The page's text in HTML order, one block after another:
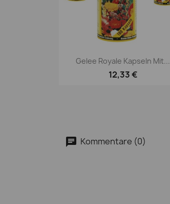
Vorschau
Gelee Royale Kapseln Mit...
12,33 €
Kommentare (0)